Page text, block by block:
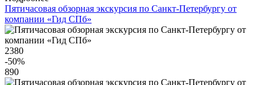
Пятичасовая обзорная экскурсия по Санкт-Петербургу от
компании «Гид СПб»
2380
-50%
890